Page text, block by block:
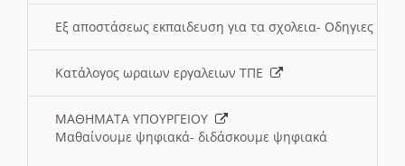
Εξ αποστάσεως εκπαιδευση για τα σχολεια- Οδηγιες
Κατάλογος ωραιων εργαλειων ΤΠΕ
ΜΑΘΗΜΑΤΑ ΥΠΟΥΡΓΕΙΟΥ
Μαθαίνουμε ψηφιακά- διδάσκουμε ψηφιακά